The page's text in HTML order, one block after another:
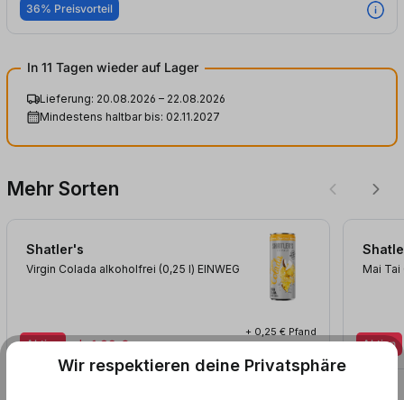
36% Preisvorteil
In 11 Tagen wieder auf Lager
Lieferung: 20.08.2026 – 22.08.2026
Mindestens haltbar bis: 02.11.2027
Mehr Sorten
Shatler's
Virgin Colada alkoholfrei (0,25 l) EINWEG
Aktion ab1,89 €*
+ 0,25 € Pfand
Mai
Aktion
Wir respektieren deine Privatsphäre